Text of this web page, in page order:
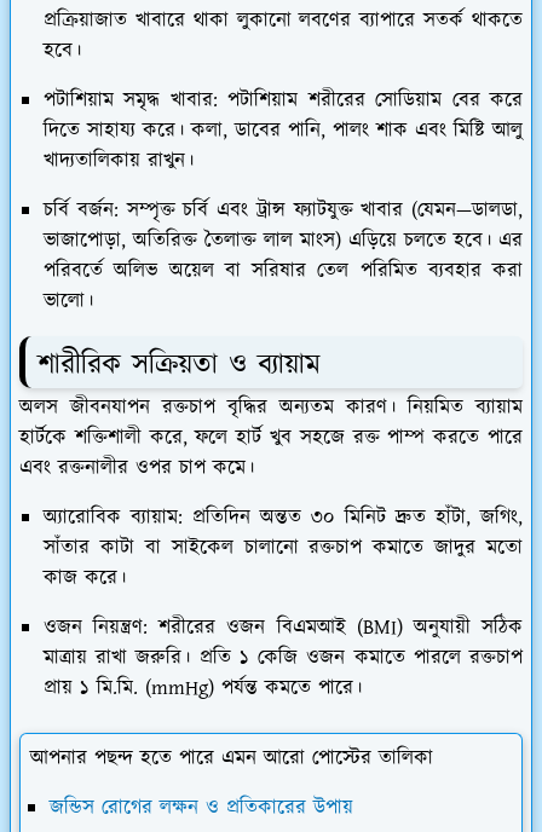
প্রক্রিয়াজাত খাবারে থাকা লুকানো লবণের ব্যাপারে সতর্ক থাকতে
হবে।
পটাশিয়াম সমৃদ্ধ খাবার: পটাশিয়াম শরীরের সোডিয়াম বের করে
দিতে সাহায্য করে। কলা, ডাবের পানি, পালং শাক এবং মিষ্টি আলু
খাদ্যতালিকায় রাখুন।
চর্বি বর্জন: সম্পৃক্ত চর্বি এবং ট্রান্স ফ্যাটযুক্ত খাবার (যেমন—ডালডা,
ভাজাপোড়া, অতিরিক্ত তৈলাক্ত লাল মাংস) এড়িয়ে চলতে হবে। এর
পরিবর্তে অলিভ অয়েল বা সরিষার তেল পরিমিত ব্যবহার করা
ভালো।
শারীরিক সক্রিয়তা ও ব্যায়াম
​অলস জীবনযাপন রক্তচাপ বৃদ্ধির অন্যতম কারণ। নিয়মিত ব্যায়াম
হার্টকে শক্তিশালী করে, ফলে হার্ট খুব সহজে রক্ত পাম্প করতে পারে
এবং রক্তনালীর ওপর চাপ কমে।
অ্যারোবিক ব্যায়াম: প্রতিদিন অন্তত ৩০ মিনিট দ্রুত হাঁটা, জগিং,
সাঁতার কাটা বা সাইকেল চালানো রক্তচাপ কমাতে জাদুর মতো
কাজ করে।
ওজন নিয়ন্ত্রণ: শরীরের ওজন বিএমআই (BMI) অনুযায়ী সঠিক
মাত্রায় রাখা জরুরি। প্রতি ১ কেজি ওজন কমাতে পারলে রক্তচাপ
প্রায় ১ মি.মি. (mmHg) পর্যন্ত কমতে পারে।
আপনার পছন্দ হতে পারে এমন আরো পোস্টের তালিকা
জন্ডিস রোগের লক্ষন ও প্রতিকারের উপায়